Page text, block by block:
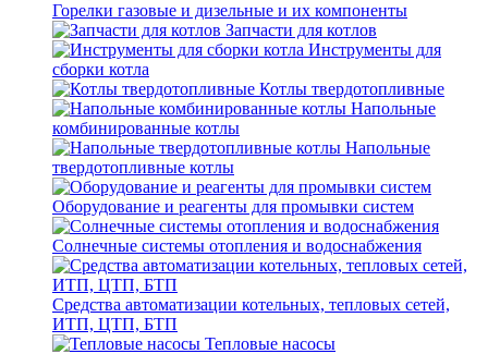
Горелки газовые и дизельные и их компоненты
Запчасти для котлов
Инструменты для
сборки котла
Котлы твердотопливные
Напольные
комбинированные котлы
Напольные
твердотопливные котлы
Оборудование и реагенты для промывки систем
Солнечные системы отопления и водоснабжения
Средства автоматизации котельных, тепловых сетей,
ИТП, ЦТП, БТП
Тепловые насосы